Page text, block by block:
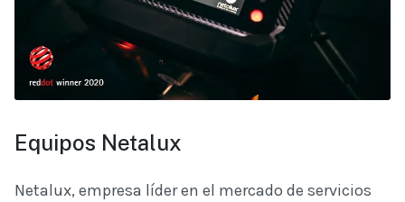
Equipos Netalux
Netalux, empresa líder en el mercado de servicios